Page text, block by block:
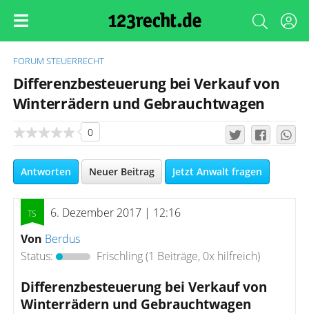
FORUM STEUERRECHT
Differenzbesteuerung bei Verkauf von
Winterrädern und Gebrauchtwagen
0
Antworten Neuer Beitrag Jetzt Anwalt fragen
6. Dezember 2017 | 12:16
Von Berdus
Status:
Frischling(1 Beiträge, 0x hilfreich)
Differenzbesteuerung bei Verkauf von
Winterrädern und Gebrauchtwagen